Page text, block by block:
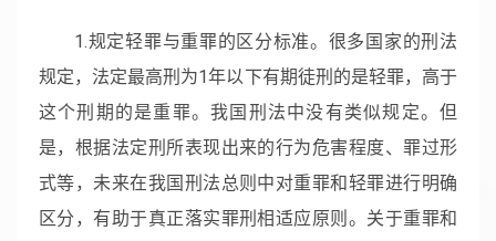
1.规定轻罪与重罪的区分标准。很多国家的刑法
规定，法定最高刑为1年以下有期徒刑的是轻罪，高于
这个刑期的是重罪。我国刑法中没有类似规定。但
是，根据法定刑所表现出来的行为危害程度、罪过形
式等，未来在我国刑法总则中对重罪和轻罪进行明确
区分，有助于真正落实罪刑相适应原则。关于重罪和